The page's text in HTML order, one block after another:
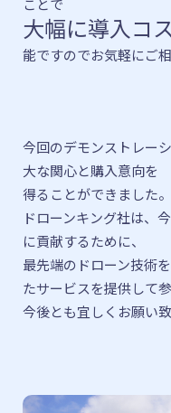
ことで
大幅に導入コ
能ですのでお気軽にご
今回のデモンストレー
大な関心と購入意向を
得ることができました。
ドローンキング社は、
に貢献するために、
最先端のドローン技術
たサービスを提供して参
今後とも宜しくお願い致